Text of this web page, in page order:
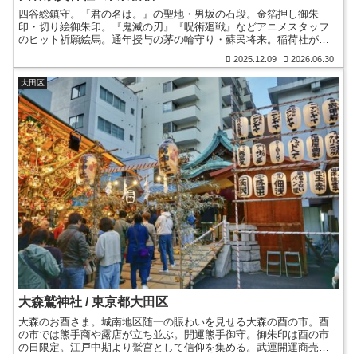
四谷総鎮守。『君の名は。』の聖地・男坂の石段。金箔押し御朱
印・切り絵御朱印。『鬼滅の刃』『呪術廻戦』などアニメスタッフ
のヒット祈願絵馬。通年授与の茅の輪守り・蘇民将来。稲荷社が起
社。
2025.12.09 2026.06.30
大田区
大森鷲神社 / 東京都大田区
大森のお酉さま。城南地区随一の賑わいを見せる大森の酉の市。酉
の市では熊手商や露店が立ち並ぶ。開運熊手御守。御朱印は酉の市
の日限定。江戸中期より鷲宮として信仰を集める。武運開運商売繁